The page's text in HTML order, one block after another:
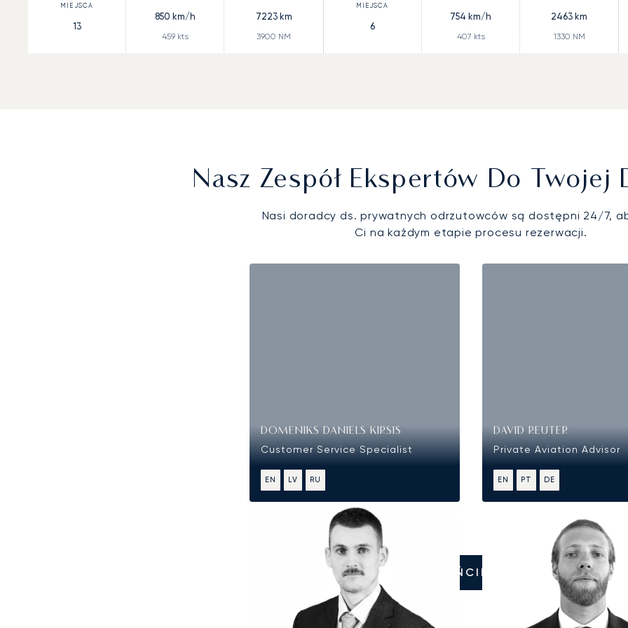
13
850 km/h
459kts
7223km
3900 NM
6
754 km/h
407 kts
2463 km
1330 NM
Nasz Zespół Ekspertów Do Twojej
Nasi doradcy ds. prywatnych odrzutowców są dostępni 24/7,
Ci na każdym etapie procesu rezerwacji.
DOMENIKS DANIELS KIRSIS
Customer Service Specialist
EN LV RU
DAVID REUTER
Private Aviation Advisor
EN PT DE
ZADZWOŃCIE DO NAS